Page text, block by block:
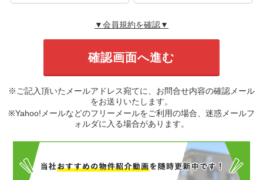
▼会員規約を確認▼
※ご記入頂いたメールアドレス宛てに、お問合せ内容の確認メール
をお送りいたします。
※Yahoo!メールなどのフリーメールをご利用の場合、迷惑メールフ
ォルダに入る場合があります。